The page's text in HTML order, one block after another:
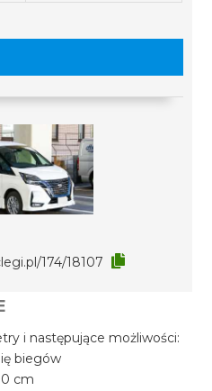
174/18107
i następujące możliwości:
biegów
cm